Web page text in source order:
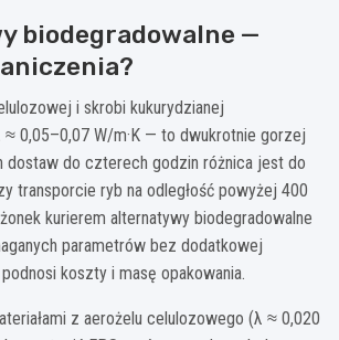
biodegradowalne —
i skrobi kukurydzianej
0,05–0,07 W/m·K — to dwukrotnie gorzej
dostaw do czterech godzin różnica jest do
transporcie ryb na odległość powyżej 400
kurierem alternatywy biodegradowalne
parametrów bez dodatkowej
koszty i masę opakowania.
z aerożelu celulozowego (λ ≈ 0,020